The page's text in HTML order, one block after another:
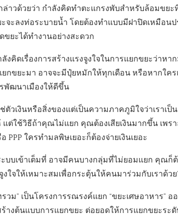
าวด้วยว่า กำลังคิดทำตะแกรงพับสำหรับล้อมขย
จะลงท่อระบายน้ำ โดยต้องทำแบบมีฝาปิดเหมือน
ขยะได้ทำงานอย่างสะดวก
งคิดเรื่องการสร้างแรงจูงใจในการแยกขยะว่าหา
กขยะมา อาจจะมีปุ๋ยหมักให้ทุกเดือน หรือหากใค
พัฒนาเมืองให้ดีขึ้น
ตัวเงินหรือสิ่งของแต่เป็นความภาคภูมิใจว่าเราเ
แต่ใช้วิธีถ้าคุณไม่แยก คุณต้องเสียเงินมากขึ้น เพร
PPP ใครทำมลพิษเยอะก็ต้องจ่ายเงินเยอะ
ะบบเข้าเต็มที่ อาจมีคนบางกลุ่มที่ไม่ยอมแยก คุณก็
ใจให้เหมาะสมเพื่อกระตุ้นให้คนมาร่วมกับเราด้วย
รวม” เป็นโครงการรณรงค์แยก “ขยะเศษอาหาร”
างต้นแบบการแยกขยะ ต่อยอดให้การแยกขยะร